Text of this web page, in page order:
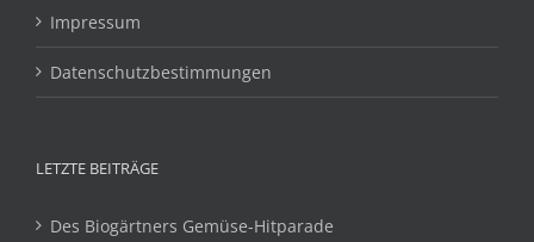
Impressum
Datenschutzbestimmungen
LETZTE BEITRÄGE
Des Biogärtners Gemüse-Hitparade